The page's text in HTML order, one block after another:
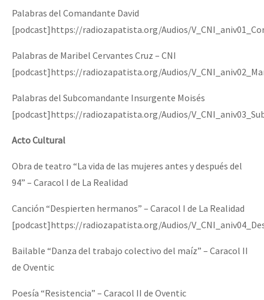
Palabras del Comandante David
[podcast]https://radiozapatista.org/Audios/
Palabras de Maribel Cervantes Cruz – CNI
[podcast]https://radiozapatista.org/Audios/
Palabras del Subcomandante Insurgente Moisés
[podcast]https://radiozapatista.org/Audios/
Acto Cultural
Obra de teatro “La vida de las mujeres antes y después del
94” – Caracol I de La Realidad
Canción “Despierten hermanos” – Caracol I de La Realidad
[podcast]https://radiozapatista.org/Audios/
Bailable “Danza del trabajo colectivo del maíz” – Caracol II
de Oventic
Poesía “Resistencia” – Caracol II de Oventic